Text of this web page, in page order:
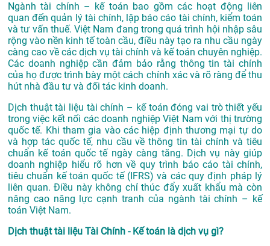
Ngành tài chính – kế toán bao gồm các hoạt động liên
quan đến quản lý tài chính, lập báo cáo tài chính, kiểm toán
và tư vấn thuế. Việt Nam đang trong quá trình hội nhập sâu
rộng vào nền kinh tế toàn cầu, điều này tạo ra nhu cầu ngày
càng cao về các dịch vụ tài chính và kế toán chuyên nghiệp.
Các doanh nghiệp cần đảm bảo rằng thông tin tài chính
của họ được trình bày một cách chính xác và rõ ràng để thu
hút nhà đầu tư và đối tác kinh doanh.
Dịch thuật tài liệu tài chính – kế toán đóng vai trò thiết yếu
trong việc kết nối các doanh nghiệp Việt Nam với thị trường
quốc tế. Khi tham gia vào các hiệp định thương mại tự do
và hợp tác quốc tế, nhu cầu về thông tin tài chính và tiêu
chuẩn kế toán quốc tế ngày càng tăng. Dịch vụ này giúp
doanh nghiệp hiểu rõ hơn về quy trình báo cáo tài chính,
tiêu chuẩn kế toán quốc tế (IFRS) và các quy định pháp lý
liên quan. Điều này không chỉ thúc đẩy xuất khẩu mà còn
nâng cao năng lực cạnh tranh của ngành tài chính – kế
toán Việt Nam.
Dịch thuật tài liệu Tài Chính - Kế toán là dịch vụ gì?